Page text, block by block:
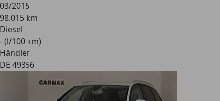
03/2015
98.015 km
Diesel
- (l/100 km)
Händler
DE 49356